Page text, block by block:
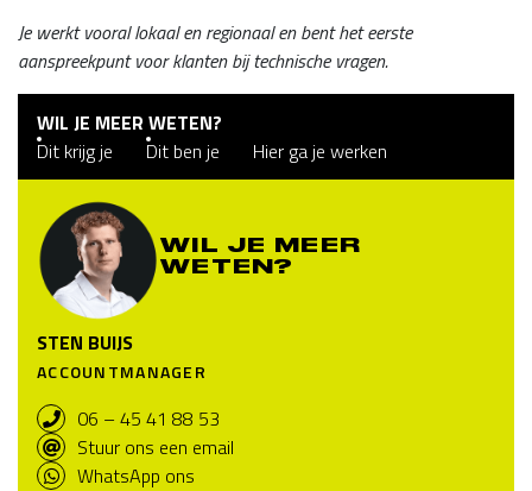
Je werkt vooral lokaal en regionaal en bent het eerste
aanspreekpunt voor klanten bij technische vragen.
WIL JE MEER WETEN?
Dit krijg je
Dit ben je Hier ga je werken
WIL JE MEER
WETEN?
STEN BUIJS
ACCOUNTMANAGER
06 – 45 41 88 53
Stuur ons een email
WhatsApp ons